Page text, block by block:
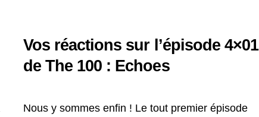
Vos réactions sur l’épisode 4×01
de The 100 : Echoes
Nous y sommes enfin ! Le tout premier épisode